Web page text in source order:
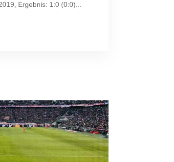
Ergebnis: 1:0 (0:0)...